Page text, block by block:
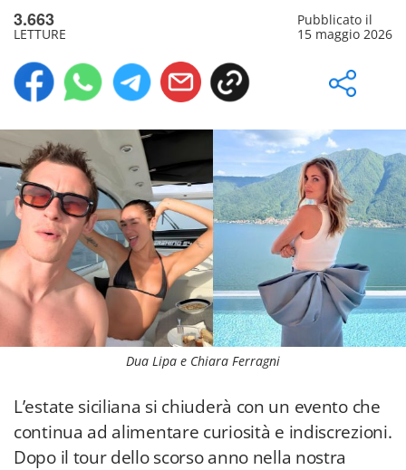
3.663
LETTURE
Pubblicato il
15 maggio 2026
Dua Lipa e Chiara Ferragni
L’estate siciliana si chiuderà con un evento che
continua ad alimentare curiosità e indiscrezioni.
Dopo il tour dello scorso anno nella nostra